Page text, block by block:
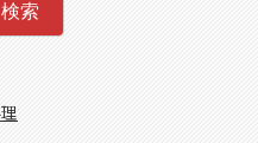
検索